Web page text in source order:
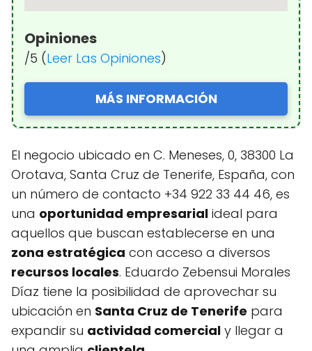
Opiniones
/5 (Leer Las Opiniones)
MÁS INFORMACIÓN
El negocio ubicado en C. Meneses, 0, 38300 La
Orotava, Santa Cruz de Tenerife, España, con
un número de contacto +34 922 33 44 46, es
una oportunidad empresarial ideal para
aquellos que buscan establecerse en una
zona estratégica con acceso a diversos
recursos locales. Eduardo Zebensui Morales
Díaz tiene la posibilidad de aprovechar su
ubicación en Santa Cruz de Tenerife para
expandir su actividad comercial y llegar a